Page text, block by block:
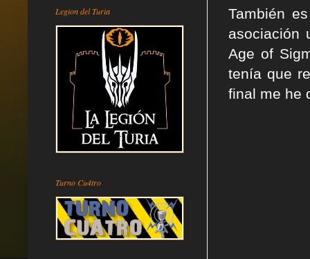
También
asociación
Age of
tenía que
final me he
Legion del Turia
Turno Cu4tro